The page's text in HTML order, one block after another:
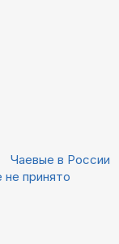
Чаевые в России
не принято